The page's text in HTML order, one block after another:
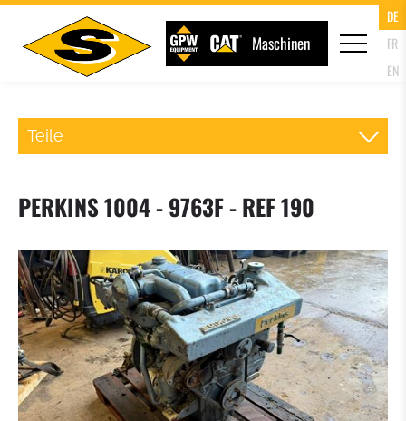
Maschinen
DE
FR
EN
Teile
LADESCHAUFEL
KLAPPSCHAUFEL (4IN1 SCHAUFEL)
HOCHKIPPSCHAUFEL
PERKINS 1004 - 9763F - REF 190